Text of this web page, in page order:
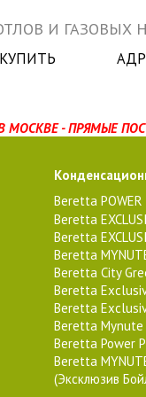
И ГАЗОВЫХ
МОСКВЕ - ПРЯМЫЕ
Beretta POWER
Beretta
Beretta
Beretta
Beretta City
Beretta
Beretta
Beretta Mynute
Beretta Power
Beretta
(Эксклюзив